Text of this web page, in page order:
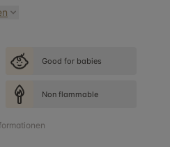
Good for babies
Non flammable